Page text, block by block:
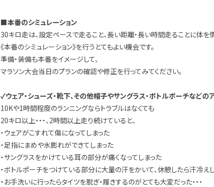
■本番のシミュレーション
30キロ走は、設定ペースで走ること、長い距離・長い時間走ることに体を
《本番のシミュレーション》を行うとてもよい機会です。
準備・装備も本番をイメージして、
マラソン大会当日のプランの確認や修正を行ってみてください。
✓ウェア・シューズ・靴下、その他帽子やサングラス・ボトルポーチなどの
10Kや1時間程度のランニングならトラブルはなくても
20キロ以上・・・、2時間以上走り続けていると、
・ウェアがこすれて傷になってしまった
・足指にまめや水膨れができてしまった
・サングラスをかけている耳の部分が痛くなってしまった
・ボトルポーチをつけている部分に大量の汗をかいて、休憩したら汗冷え
・お手洗いに行ったらタイツを脱ぎ・履きするのがとても大変だった・・・